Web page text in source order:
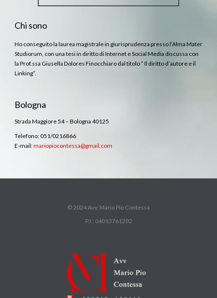
Chi sono
Ho conseguito la laurea magistrale in giurisprudenza presso l’Alma Mater
Studiorum, con una tesi in diritto di Internet e Social Media discussa con
la Prof.ssa Giusella Dolores Finocchiaro dal titolo ” Il diritto d’autore e il
Linking”.
Bologna
Strada Maggiore 54 – Bologna 40125
Telefono: 051/0216866
E-mail:mariopiocontessa@gmail.com
© 2024 Avv. Mario Pio Contessa
P.I.: 04013761202